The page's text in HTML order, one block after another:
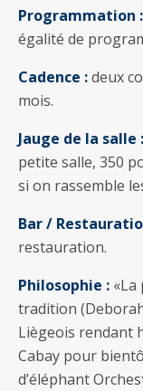
Programmation :
égalité de
Cadence :deux
mois.
Jauge de la salle :
petite salle, 350
si on rassemble
Bar /
restauration.
Philosophie :
tradition
Liègeois rendant
Cabay pour
d’éléphant